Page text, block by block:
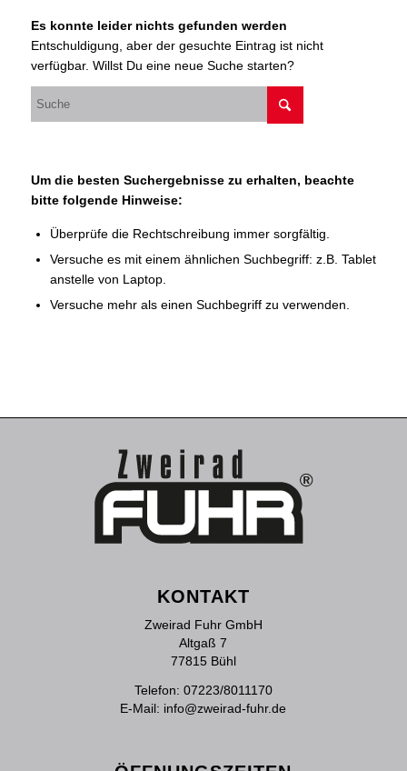
Es konnte leider nichts gefunden werden
Entschuldigung, aber der gesuchte Eintrag ist nicht
verfügbar. Willst Du eine neue Suche starten?
Um die besten Suchergebnisse zu erhalten, beachte
bitte folgende Hinweise:
Überprüfe die Rechtschreibung immer sorgfältig.
Versuche es mit einem ähnlichen Suchbegriff: z.B. Tablet
anstelle von Laptop.
Versuche mehr als einen Suchbegriff zu verwenden.
KONTAKT
Zweirad Fuhr GmbH
Altgaß 7
77815 Bühl
Telefon: 07223/8011170
E-Mail: info@zweirad-fuhr.de